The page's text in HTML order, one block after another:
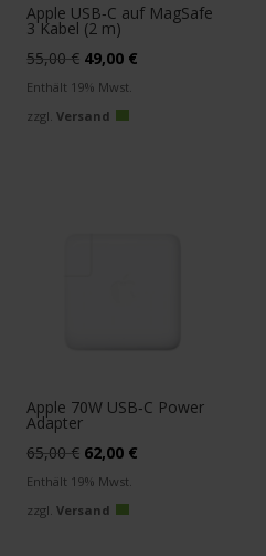
Apple USB‑C auf MagSafe
3 Kabel (2 m)
55,00€ Ursprünglicher
Preis
war:
49,00 €
Enthält 19% Mwst.
zzgl.Versand
Apple 70W USB‑C Power
Adapter
65,00€ Ursprünglicher
Preis
war:
62,00 €
Enthält 19% Mwst.
zzgl.Versand